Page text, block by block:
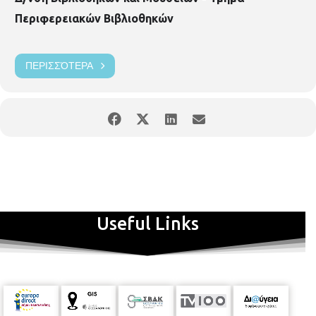
Περιφερειακών Βιβλιοθηκών
ΠΕΡΙΣΣΌΤΕΡΑ
Useful Links